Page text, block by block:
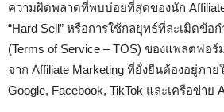
ความผิดพลาดที่พบบ่อยที่สุดของนัก
“Hard Sell” หรือการใช้กลยุทธ์ที่ละเมิดข้อ
(Terms of Service – TOS) ของแพลตฟอร์
จาก Affiliate Marketing ที่ยั่งยืนต้องอยู่ภา
Google, Facebook, TikTok และเครือข่าย